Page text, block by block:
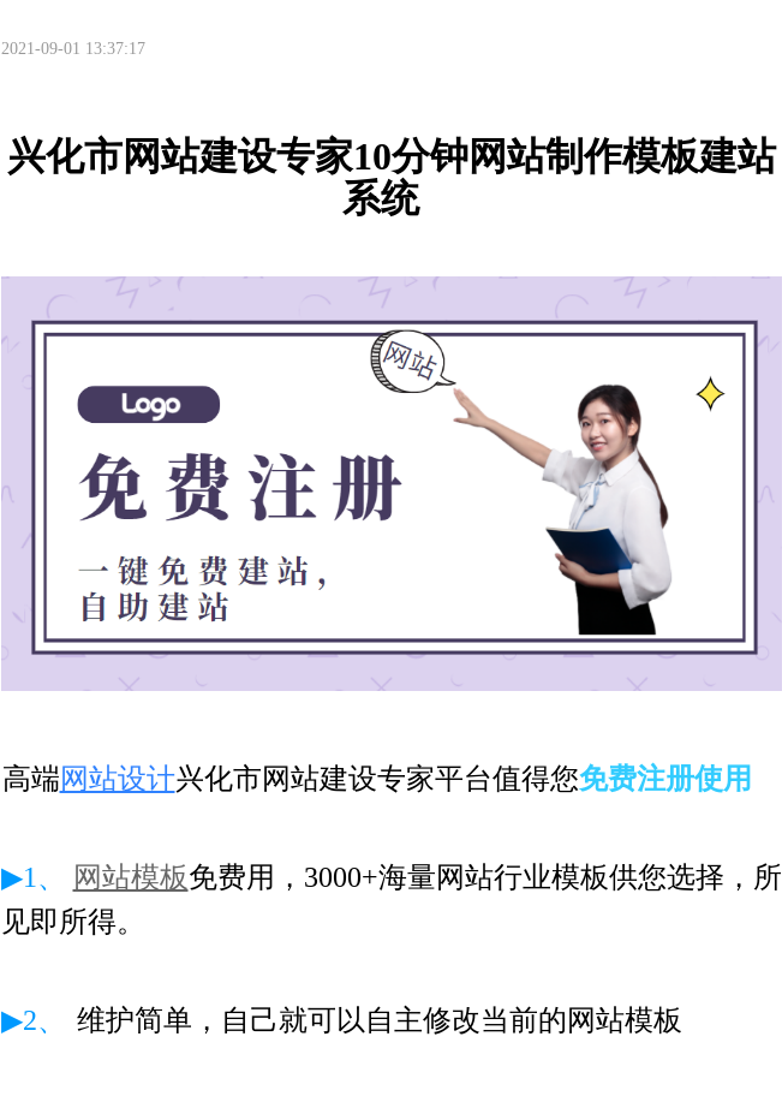
2021-09-01 13:37:17
兴化市网站建设专家10分钟网站制作模板建站
系统
高端网站设计兴化市网站建设专家平台值得您免费注册使用
▶1、 网站模板免费用，3000+海量网站行业模板供您选择，所
见即所得。
▶2、 维护简单，自己就可以自主修改当前的 网站模板